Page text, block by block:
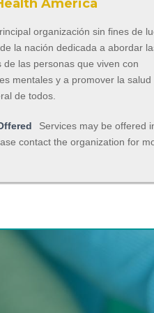
America
organización sin fines de
la nación dedicada a abordar
de las personas que viven con
mentales y a promover la salud
de todos.
Services may be offered
contact the organization for